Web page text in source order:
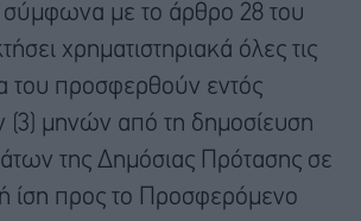
σύμφωνα με το άρθρο 28 του
χρηματιστηριακά όλες τις
του προσφερθούν εντός
(3) μηνών από τη δημοσίευση
της Δημόσιας Πρότασης σε
ίση προς το Προσφερόμενο